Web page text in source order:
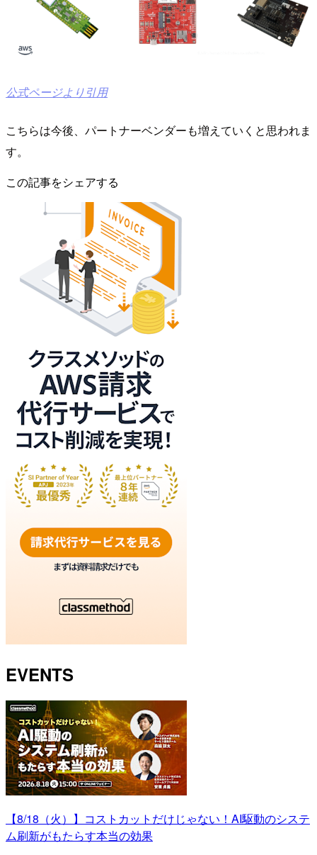
公式ページより引用
こちらは今後、パートナーベンダーも増えていくと思われま
す。
この記事をシェアする
EVENTS
【8/18（火）】コストカットだけじゃない！AI駆動のシステ
ム刷新がもたらす本当の効果